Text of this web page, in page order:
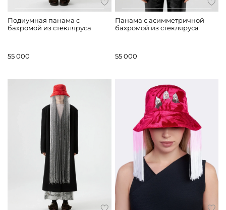
Подиумная панама с
бахромой из стекляруса
55 000
Панама с асимметричной
бахромой из стекляруса
55 000